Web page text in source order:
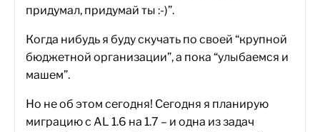
придумал, придумай ты :-)”.
Когда нибудь я буду скучать по своей “крупной
бюджетной организации”, а пока “улыбаемся и
машем”.
Но не об этом сегодня! Сегодня я планирую
миграцию с AL 1.6 на 1.7 – и одна из задач